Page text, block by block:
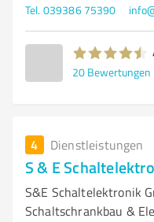
Tel. 039386 75390
20 Bewertungen
4 Dienstleistungen
S & E
S&E Schaltelektronik
Schaltschrankbau &